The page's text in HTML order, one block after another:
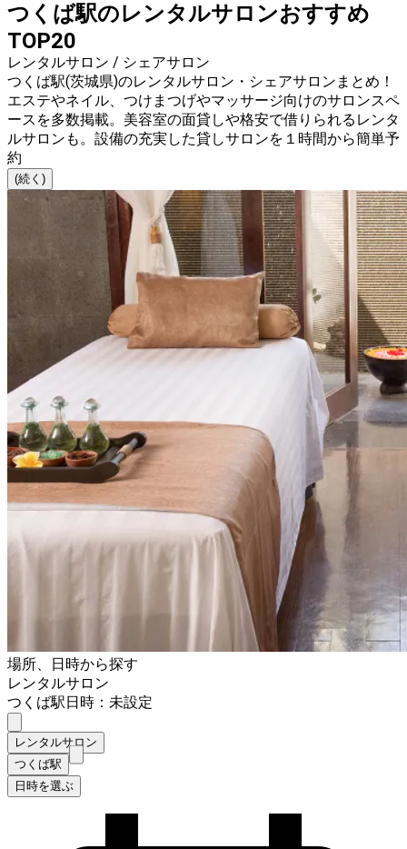
つくば駅のレンタルサロンおすすめ
TOP20
レンタルサロン / シェアサロン
つくば駅(茨城県)のレンタルサロン・シェアサロンまとめ！
エステやネイル、つけまつげやマッサージ向けのサロンスペ
ースを多数掲載。美容室の面貸しや格安で借りられるレンタ
ルサロンも。設備の充実した貸しサロンを１時間から簡単予
約
(続く)
場所、日時から探す
レンタルサロン
つくば駅日時：未設定
レンタルサロン
つくば駅
日時を選ぶ